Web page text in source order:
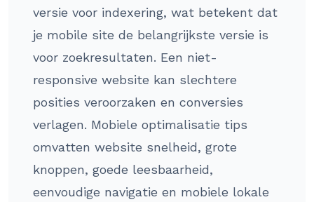
versie voor indexering, wat betekent dat
je mobile site de belangrijkste versie is
voor zoekresultaten. Een niet-
responsive website kan slechtere
posities veroorzaken en conversies
verlagen. Mobiele optimalisatie tips
omvatten website snelheid, grote
knoppen, goede leesbaarheid,
eenvoudige navigatie en mobiele lokale